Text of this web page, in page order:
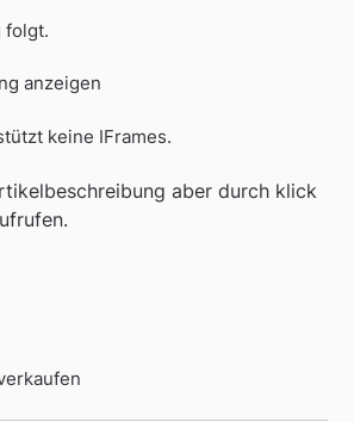
folgt.
anzeigen
keine IFrames.
aber durch klick